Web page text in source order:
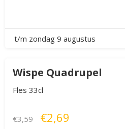
t/m zondag 9 augustus
Wispe Quadrupel
Fles 33cl
€3,59 €2,69